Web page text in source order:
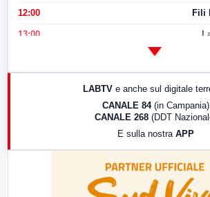
12:00 Fili
13:00
LABTV e anche sul digitale
CANALE 84 (in Campania)
CANALE 268 (DDT
E sulla nostra APP